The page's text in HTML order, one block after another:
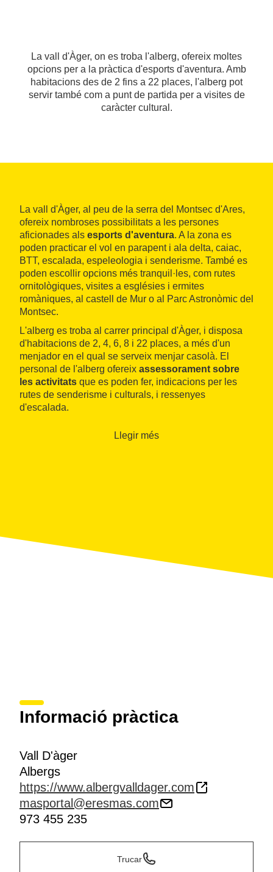
La vall d'Àger, on es troba l'alberg, ofereix moltes
opcions per a la pràctica d'esports d'aventura. Amb
habitacions des de 2 fins a 22 places, l'alberg pot
servir també com a punt de partida per a visites de
caràcter cultural.
La vall d'Àger, al peu de la serra del Montsec d'Ares,
ofereix nombroses possibilitats a les persones
aficionades als esports d'aventura. A la zona es
poden practicar el vol en parapent i ala delta, caiac,
BTT, escalada, espeleologia i senderisme. També es
poden escollir opcions més tranquil·les, com rutes
ornitològiques, visites a esglésies i ermites
romàniques, al castell de Mur o al Parc Astronòmic del
Montsec.
L'alberg es troba al carrer principal d'Àger, i disposa
d'habitacions de 2, 4, 6, 8 i 22 places, a més d'un
menjador en el qual se serveix menjar casolà. El
personal de l'alberg ofereix assessorament sobre
les activitats que es poden fer, indicacions per les
rutes de senderisme i culturals, i ressenyes
d'escalada.
Llegir més
Informació pràctica
Vall D'àger
Albergs
https://www.albergvalldager.com
masportal@eresmas.com
973 455 235
Trucar